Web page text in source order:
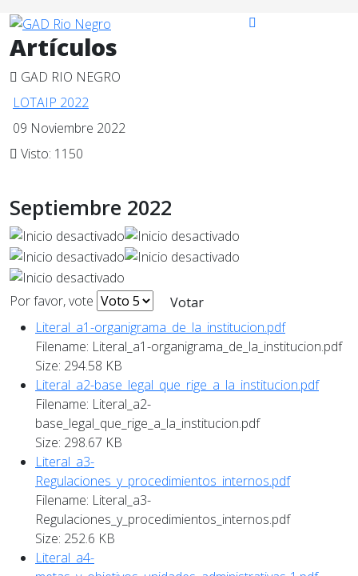
Artículos
GAD RIO NEGRO
LOTAIP 2022
09 Noviembre 2022
Visto: 1150
Septiembre 2022
Por favor, vote
Literal_a1-organigrama_de_la_institucion.pdf
Filename: Literal_a1-organigrama_de_la_institucion.pdf
Size: 294.58 KB
Literal_a2-base_legal_que_rige_a_la_institucion.pdf
Filename: Literal_a2-
base_legal_que_rige_a_la_institucion.pdf
Size: 298.67 KB
Literal_a3-
Regulaciones_y_procedimientos_internos.pdf
Filename: Literal_a3-
Regulaciones_y_procedimientos_internos.pdf
Size: 252.6 KB
Literal_a4-